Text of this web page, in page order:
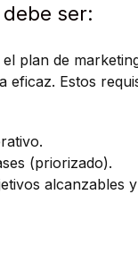
ser:
plan de
eficaz. Estos
(priorizado).
alcanzables